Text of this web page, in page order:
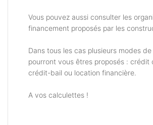
Vous pouvez aussi consulter les
financement proposés par les
Dans tous les cas plusieurs modes
pourront vous êtres proposés : crédit
crédit-bail ou location financière.
A vos calculettes !